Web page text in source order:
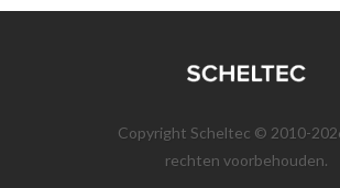
Copyright Scheltec © 2010-
rechten voorbehouden.